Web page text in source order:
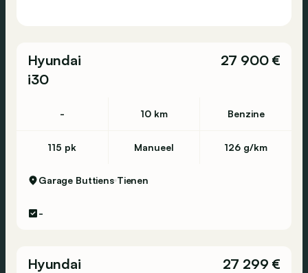
Hyundai
i30
27 900 €
- 10 km Benzine
115 pk Manueel 126 g/km
Garage Buttiens Tienen
-
Hyundai
27 299 €